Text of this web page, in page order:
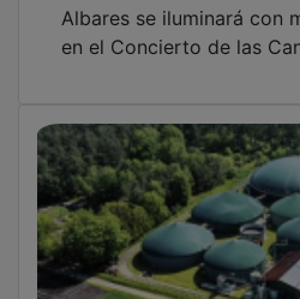
en el Concierto de las